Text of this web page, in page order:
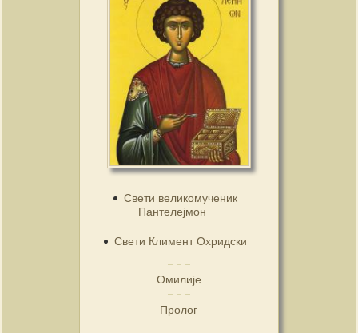
Свети великомученик
Пантелејмон
Свети Климент Охридски
Омилије
Пролог